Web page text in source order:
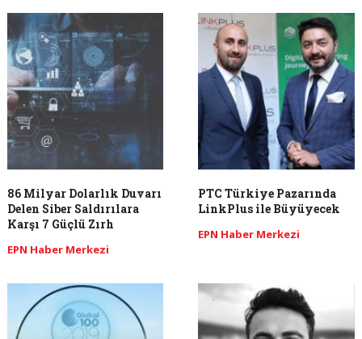
86 Milyar Dolarlık Duvarı
Delen Siber Saldırılara
Karşı 7 Güçlü Zırh
EPN Haber Merkezi
PTC Türkiye Pazarında
LinkPlus ile Büyüyecek
EPN Haber Merkezi